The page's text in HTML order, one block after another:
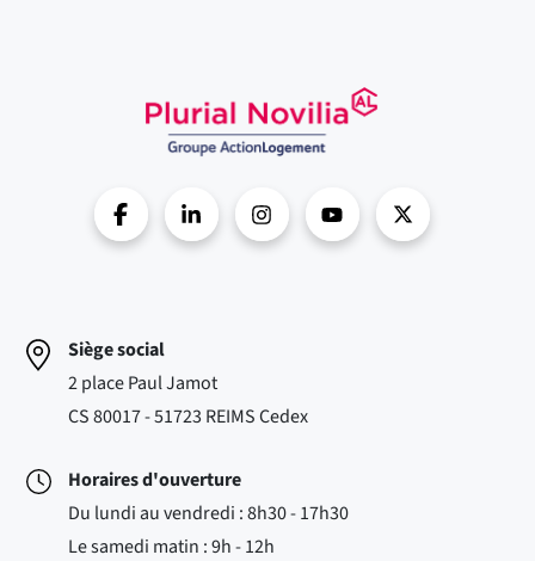
Siège social
2 place Paul Jamot
CS 80017 - 51723 REIMS Cedex
Horaires d'ouverture
Du lundi au vendredi : 8h30 - 17h30
Le samedi matin : 9h - 12h